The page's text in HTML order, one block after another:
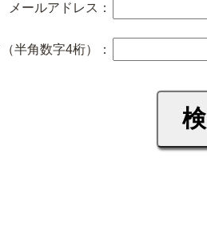
メールアドレス：
半角数字4桁）：